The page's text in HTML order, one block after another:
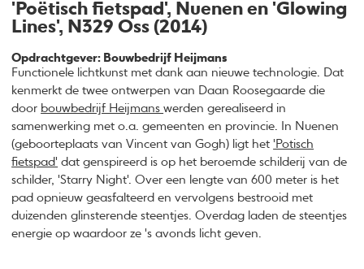
'Poëtisch fietspad', Nuenen en 'Glowing
Lines', N329 Oss (2014)
Opdrachtgever: Bouwbedrijf Heijmans
Functionele lichtkunst met dank aan nieuwe technologie. Dat
kenmerkt de twee ontwerpen van Daan Roosegaarde die
door bouwbedrijf Heijmanswerden gerealiseerd in
samenwerking met o.a. gemeenten en provincie. In Nuenen
(geboorteplaats van Vincent van Gogh) ligt het 'Potisch
fietspad' dat genspireerd is op het beroemde schilderij van de
schilder, 'Starry Night'. Over een lengte van 600 meter is het
pad opnieuw geasfalteerd en vervolgens bestrooid met
duizenden glinsterende steentjes. Overdag laden de steentjes
energie op waardoor ze 's avonds licht geven.